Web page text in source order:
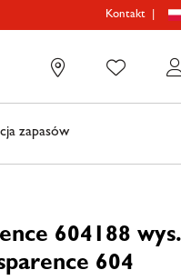
Kontakt
zapasów
604188 wys.
604